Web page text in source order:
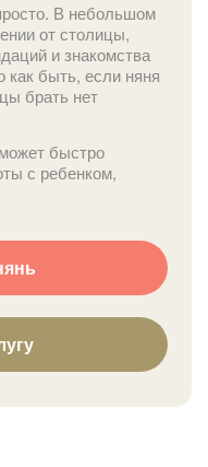
В небольшом
от столицы,
и знакомства
как быть, если няня
брать нет
быстро
с ребенком,